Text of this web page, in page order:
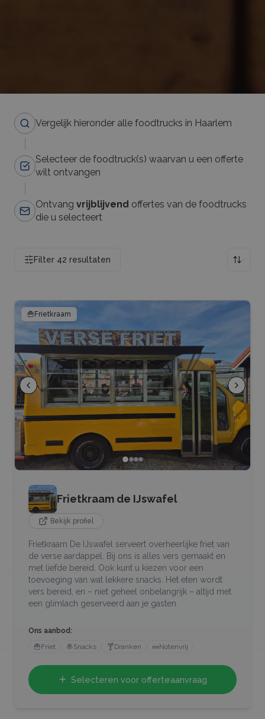
Vergelijk hieronder alle foodtrucks in Haarlem
Selecteer de foodtruck(s) waarvan u een offerte
wilt ontvangen
Ontvang vrijblijvend offertes van de foodtrucks
die u selecteert
Filter 42 resultaten
🍟Frietkraam
Frietkraam de IJswafel
Bekijk profiel
Frietkraam De IJswafel serveert overheerlijke friet van
de verse aardappel. Bij ons is alles vers gemaakt en
met liefde bereid. Ook kunt u kiezen voor een
toevoeging van wat lekkere snacks. Het eten wordt
vers bereid, en – niet geheel onbelangrijk – altijd met
een glimlach geserveerd aan je gasten.
Ons aanbod:
🍟Friet 🧆Snacks 🍸Dranken 🥜Notenvrij
Selecteren voor offerteaanvraag